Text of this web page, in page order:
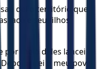
dei o território que
Jacó e seu filhos
por meio deles lancei
tirei o meu povo